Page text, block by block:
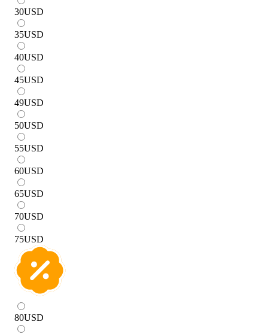
30USD
35USD
40USD
45USD
49USD
50USD
55USD
60USD
65USD
70USD
75USD
80USD